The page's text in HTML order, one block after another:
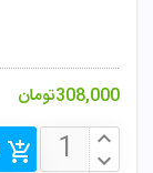
308,000تومان